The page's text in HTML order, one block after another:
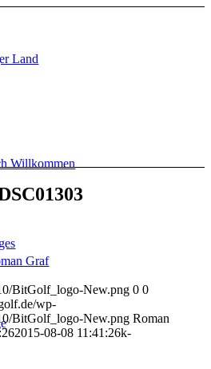
Willkommen
Graf
BitGolf_logo-New.png 0 0
wp-
BitGolf_logo-New.png Roman
2015-08-08 11:41:26k-